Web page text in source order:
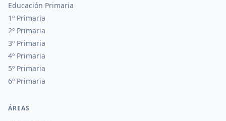
Educación Primaria
1º Primaria
2º Primaria
3º Primaria
4º Primaria
5º Primaria
6º Primaria
ÁREAS